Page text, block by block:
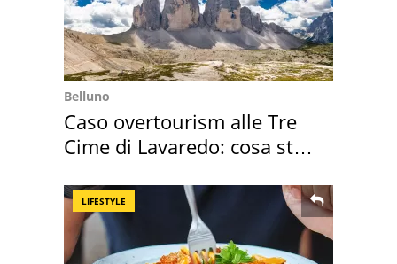
Belluno
Caso overtourism alle Tre
Cime di Lavaredo: cosa sta
LIFESTYLE